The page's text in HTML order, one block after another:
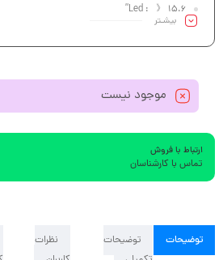
Led : 》 15.6”
بیشـتر
موجود نیست
ارتباط با فروش
تماس با کارشناسان
توضیحات
توضیحات
نظرات